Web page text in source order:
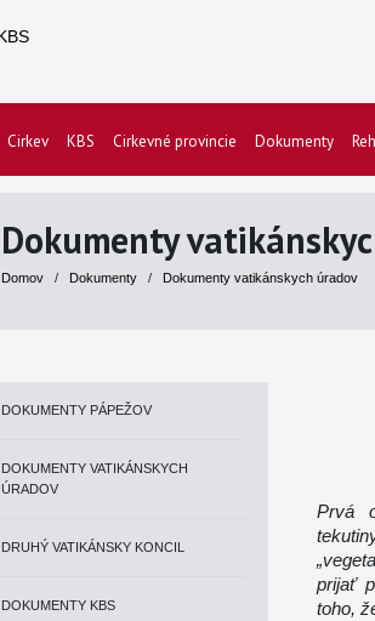
Cirkev KBS Cirkevné provincie Dokumenty
Dokumenty
Domov / Dokumenty / Dokumenty vatikánskych úradov
DOKUMENTY PÁPEŽOV
DOKUMENTY VATIKÁNSKYCH
ÚRADOV
DRUHÝ VATIKÁNSKY KONCIL
DOKUMENTY KBS
Prvá
prijať
toho,